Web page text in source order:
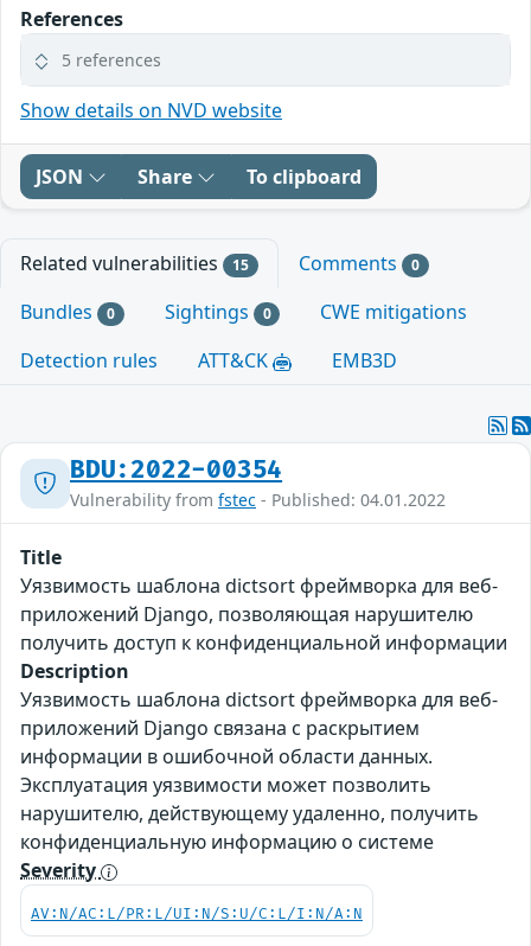
References
5 references
Show details on NVD website
JSON Share To clipboard
Related vulnerabilities 15 Comments 0
Bundles 0 Sightings 0
CWE mitigations
Detection rules
ATT&CK EMB3D
BDU:2022-00354
Vulnerability from fstec - Published: 04.01.2022
Title
Уязвимость шаблона dictsort фреймворка для веб-
приложений Django, позволяющая нарушителю
получить доступ к конфиденциальной информации
Description
Уязвимость шаблона dictsort фреймворка для веб-
приложений Django связана с раскрытием
информации в ошибочной области данных.
Эксплуатация уязвимости может позволить
нарушителю, действующему удаленно, получить
конфиденциальную информацию о системе
Severity
AV:N/AC:L/PR:L/UI:N/S:U/C:L/I:N/A:N